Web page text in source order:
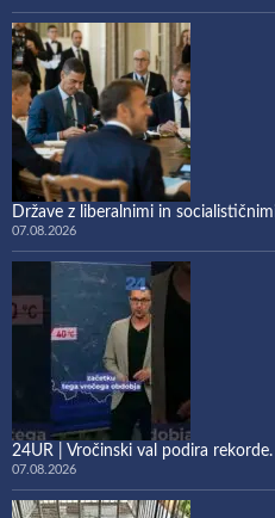
Države z liberalnimi in
07.08.2026
24UR | Vročinski val podira rekorde.
07.08.2026